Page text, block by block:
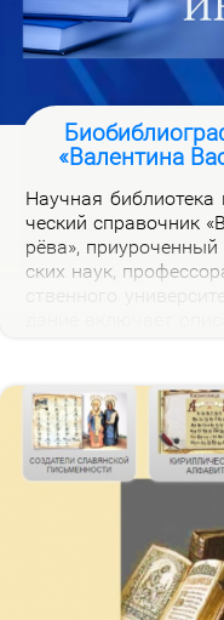
«Валентина
На­уч­ная
че­ский спра­воч­ник
рё­ва»,
ских на­ук,